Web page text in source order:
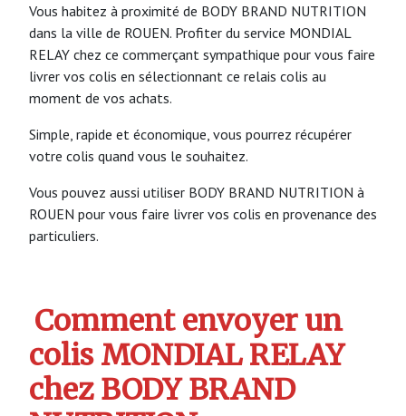
Vous habitez à proximité de BODY BRAND NUTRITION
dans la ville de ROUEN. Profiter du service MONDIAL
RELAY chez ce commerçant sympathique pour vous faire
livrer vos colis en sélectionnant ce relais colis au
moment de vos achats.
Simple, rapide et économique, vous pourrez récupérer
votre colis quand vous le souhaitez.
Vous pouvez aussi utiliser BODY BRAND NUTRITION à
ROUEN pour vous faire livrer vos colis en provenance des
particuliers.
Comment envoyer un
colis MONDIAL RELAY
chez BODY BRAND